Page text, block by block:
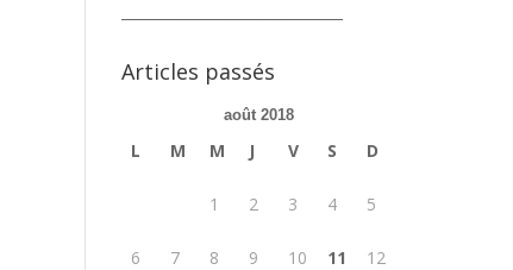
Articles passés
août 2018
L M M J V S D
1 2 3 4 5
6 7 8 9 10 11 12